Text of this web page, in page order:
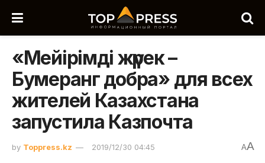
«Мейірімді жүрек –
Бумеранг добра» для всех
жителей Казахстана
запустила Казпочта
by Toppress.kz 2019/12/30 04:45 AA